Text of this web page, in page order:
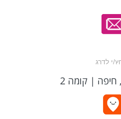
| קומה 2